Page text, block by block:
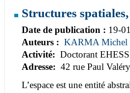
Structures
Date de publication : 19-
Auteurs : KARMA Michel
Activité: Doctorant
Adresse: 42 rue Paul
L’espace est une entité